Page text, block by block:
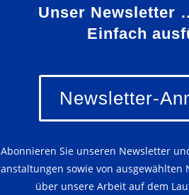
Unser Newsletter
Einfach
Newsletter-
Abonnieren Sie unseren Newsletter
sowie von ausgewählten
über unsere Arbeit auf dem